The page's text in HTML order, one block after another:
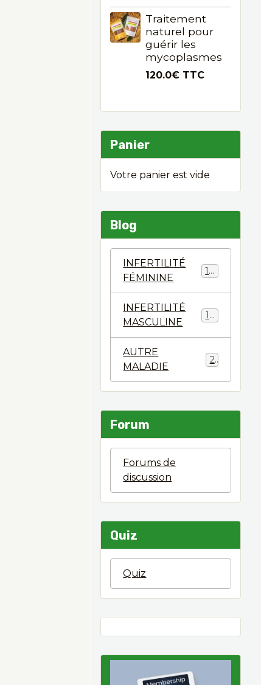
Traitement
naturel pour
guérir les
mycoplasmes
120.0€ TTC
Panier
Votre panier est vide
Blog
INFERTILITÉ
FÉMININE
124
INFERTILITÉ
MASCULINE
144
AUTRE
MALADIE
2
Forum
Forums de
discussion
Quiz
Quiz